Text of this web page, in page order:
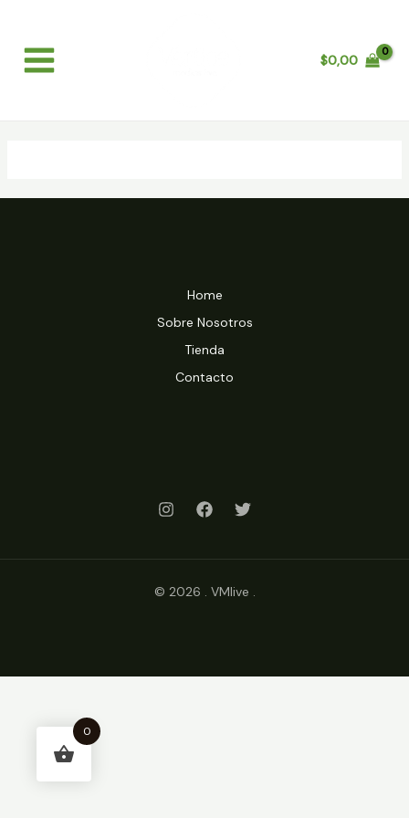
content
Menu
$0,00
Home
Sobre Nosotros
Tienda
Contacto
© 2026 . VMlive .
0